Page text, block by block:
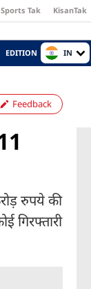
Sports Tak KisanTak
EDITION IN
Feedback
रुपये की
गिरफ्तारी